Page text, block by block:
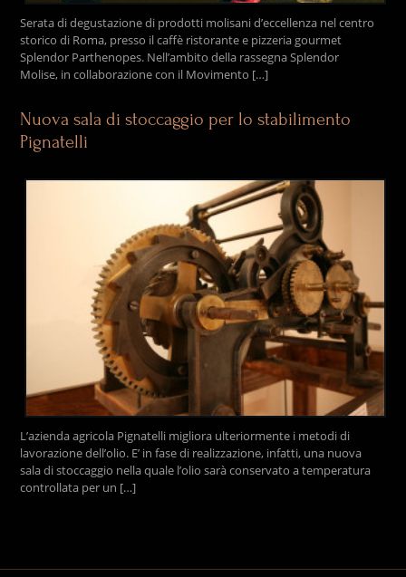
Serata di degustazione di prodotti molisani d’eccellenza nel centro
storico di Roma, presso il caffè ristorante e pizzeria gourmet
Splendor Parthenopes. Nell’ambito della rassegna Splendor
Molise, in collaborazione con il Movimento […]
Nuova sala di stoccaggio per lo stabilimento
Pignatelli
L’azienda agricola Pignatelli migliora ulteriormente i metodi di
lavorazione dell’olio. E’ in fase di realizzazione, infatti, una nuova
sala di stoccaggio nella quale l’olio sarà conservato a temperatura
controllata per un […]